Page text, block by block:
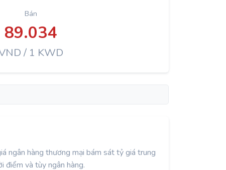
Bán
89.034
/ 1 KWD
ngân hàng thương mại bám sát tỷ giá trung
điểm và tùy ngân hàng.